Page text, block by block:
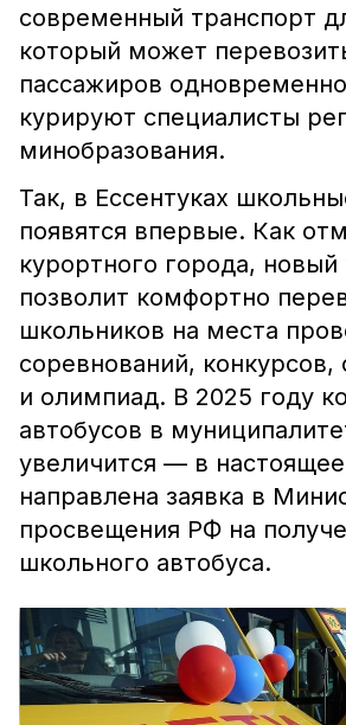
современный транспорт
который может
пассажиров
курируют специалисты
минобразования.
Так, в Ессентуках
появятся впервые. Как
курортного города, новый
позволит комфортно
школьников на места
соревнований, конкурсов,
и олимпиад. В 2025 году
автобусов в
увеличится — в
направлена заявка в
просвещения РФ на
школьного автобуса.